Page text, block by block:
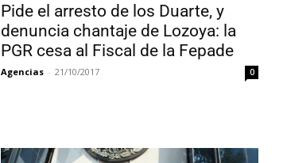
Pide el arresto de los Duarte, y
denuncia chantaje de Lozoya: la
PGR cesa al Fiscal de la Fepade
Agencias - 21/10/2017 0